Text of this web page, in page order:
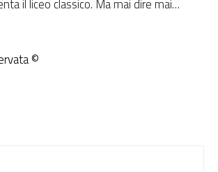
il liceo classico. Ma mai dire mai…
©